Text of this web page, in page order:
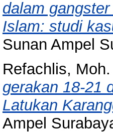
dalam
Islam: studi
Sunan Ampel
Refachlis,
gerakan 18-21
Latukan
Ampel